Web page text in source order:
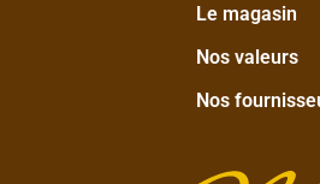
Le magasin
Nos valeurs
Nos